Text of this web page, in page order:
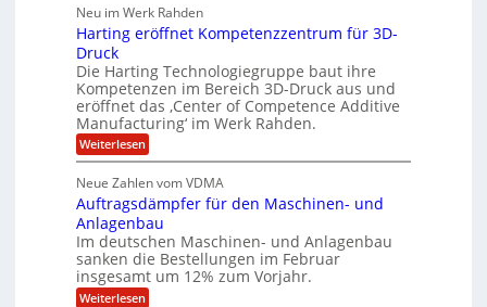
r
h
l
t
6
5
M
i
l
l
i
o
n
e
s
n
g
i
n
e
r
i
n
g
f
ü
r
i
e
r
s
i
o
n
3
.
2
p
ü
b
r
n
i
m
m
t
A
p
s
o
l
u
t
o
m
S
a
u
e
r
e
s
i
w
i
r
d
C
Neu im Werk Rahden
Harting eröffnet Kompetenzzentrum für 3D-
Druck
Die Harting Technologiegruppe baut ihre
Kompetenzen im Bereich 3D-Druck aus und
eröffnet das ‚Center of Competence Additive
Manufacturing‘ im Werk Rahden.
Weiterlesen:
H
r
t
i
n
g
e
r
ö
Neue Zahlen vom VDMA
Auftragsdämpfer für den Maschinen- und
Anlagenbau
Im deutschen Maschinen- und Anlagenbau
sanken die Bestellungen im Februar
insgesamt um 12% zum Vorjahr.
Weiterlesen: